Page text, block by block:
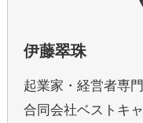
伊藤翠珠
起業家・経営者専
合同会社ベストキ